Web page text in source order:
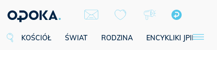
KOŚCIÓŁ ŚWIAT RODZINA ENCYKLIKI JPII